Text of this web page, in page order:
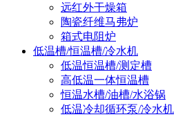
远红外干燥箱
陶瓷纤维马弗炉
箱式电阻炉
低温槽/恒温槽/冷水机
低温恒温槽/测定槽
高低温一体恒温槽
恒温水槽/油槽/水浴锅
低温冷却循环泵/冷水机